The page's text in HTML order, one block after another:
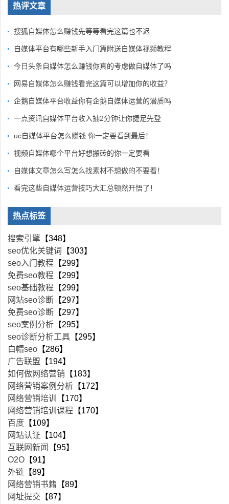
热评文章
搜狐自媒体怎么赚钱先等等看完这篇也不迟
自媒体平台有哪些新手入门篇附送自媒体视频教程
今日头条自媒体怎么赚钱你真的考虑做自媒体了吗
网易自媒体怎么赚钱看完这篇可以增加你的收益？
企鹅自媒体平台收益你有企鹅自媒体运营的潜质吗
一点资讯自媒体平台收入抽2分钟让你捷足先登
uc自媒体平台怎么赚钱 你一定要看到最后！
视频自媒体哪个平台好想搬砖的你一定要看
自媒体文章怎么写怎么找素材不想做的不要看！
看完这些自媒体运营技巧大汇总顿然开悟了！
热点标签
搜索引擎 【348】
seo优化关键词
【303】
seo入门教程 【299】
免费seo教程 【299】
seo基础教程 【299】
网站seo诊断 【297】
免费seo诊断 【297】
seo案例分析 【295】
seo诊断分析工具 【295】
白帽seo 【286】
广告联盟 【194】
如何做网络营销 【183】
网络营销案例分析 【172】
网络营销培训
【170】
网络营销培训课程 【170】
百度 【109】
网站认证 【104】
互联网新闻
【95】
O2O 【91】
外链 【89】
网络营销书籍 【89】
网址提交 【87】